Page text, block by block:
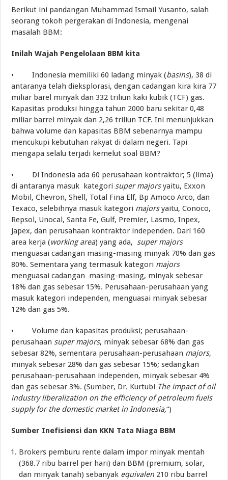
Berikut ini pandangan Muhammad Ismail Yusanto, salah
seorang tokoh pergerakan di Indonesia, mengenai
masalah BBM:
Inilah Wajah Pengelolaan BBM kita
• Indonesia memiliki 60 ladang minyak (basins), 38 di
antaranya telah dieksplorasi, dengan cadangan kira kira 77
miliar barel minyak dan 332 triliun kaki kubik (TCF) gas.
Kapasitas produksi hingga tahun 2000 baru sekitar 0,48
miliar barrel minyak dan 2,26 triliun TCF. Ini menunjukkan
bahwa volume dan kapasitas BBM sebenarnya mampu
mencukupi kebutuhan rakyat di dalam negeri. Tapi
mengapa selalu terjadi kemelut soal BBM?
• Di Indonesia ada 60 perusahaan kontraktor; 5 (lima)
di antaranya masuk kategorisuper majorsyaitu, Exxon
Mobil, Chevron, Shell, Total Fina Elf, Bp Amoco Arco, dan
Texaco, selebihnya masuk kategori majorsyaitu, Conoco,
Repsol, Unocal, Santa Fe, Gulf, Premier, Lasmo, Inpex,
Japex, dan perusahaan kontraktor independen. Dari 160
area kerja (working area) yang ada,super majors
menguasai cadangan masing-masing minyak 70% dan gas
80%. Sementara yang termasuk kategori majors
menguasai cadangan masing-masing, minyak sebesar
18% dan gas sebesar 15%. Perusahaan-perusahaan yang
masuk kategori independen, menguasai minyak sebesar
12% dan gas 5%.
• Volume dan kapasitas produksi; perusahaan-
perusahaansuper majors, minyak sebesar 68% dan gas
sebesar 82%, sementara perusahaan-perusahaan majors,
minyak sebesar 28% dan gas sebesar 15%; sedangkan
perusahaan-perusahaan independen, minyak sebesar 4%
dan gas sebesar 3%. (Sumber, Dr. Kurtubi The impact of oil
industry liberalization on the efficiency of petroleum fuels
supply for the domestic market in Indonesia,“)
Sumber Inefisiensi dan KKN Tata Niaga BBM
Brokers pemburu rente dalam impor minyak mentah
(368.7 ribu barrel per hari) dan BBM (premium, solar,
dan minyak tanah) sebanyak equivalen 210 ribu barrel